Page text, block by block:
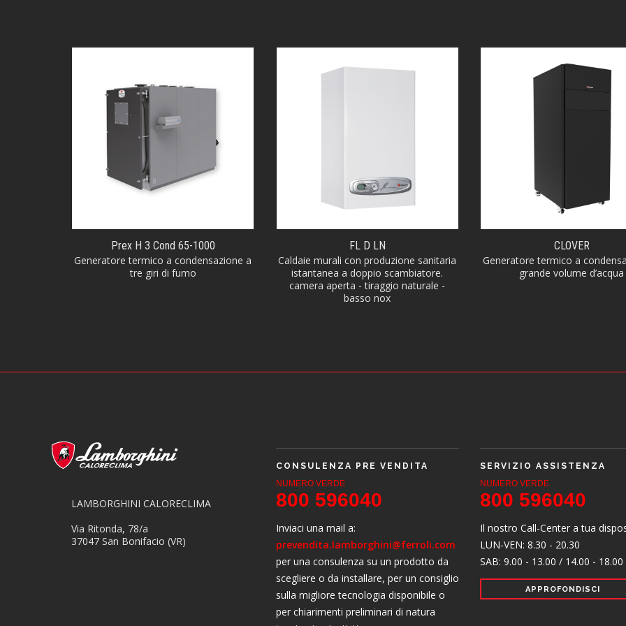
Prex H 3 Cond 65-1000
Generatore termico a condensazione a
tre giri di fumo
FL D LN
Caldaie murali con produzione sanitaria
istantanea a doppio scambiatore.
camera aperta - tiraggio naturale -
basso nox
CLOVER
Generatore termico a
grande volume d’acqua
LAMBORGHINI CALORECLIMA
Via Ritonda, 78/a
37047 San Bonifacio (VR)
CONSULENZA PRE VENDITA
NUMERO VERDE
800 596040
Inviaci una mail a:
prevendita.lamborghini@ferroli.com
per una consulenza su un prodotto da
scegliere o da installare, per un consiglio
sulla migliore tecnologia disponibile o
per chiarimenti preliminari di natura
SERVIZIO ASSISTENZA
NUMERO VERDE
800 596040
Il nostro Call-Center a tua
LUN-VEN: 8.30 - 20.30
SAB: 9.00 - 13.00 / 14.00 - 18.00
APPROFONDISCI